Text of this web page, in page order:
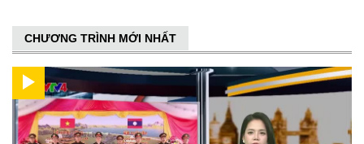
CHƯƠNG TRÌNH MỚI NHẤT